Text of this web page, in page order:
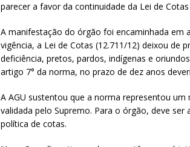
parecer a favor da continuidade da Lei de
A manifestação do órgão foi encaminhada em
vigência, a Lei de Cotas (12.711/12) deixou de
deficiência, pretos, pardos, indígenas e
artigo 7° da norma, no prazo de dez anos
A AGU sustentou que a norma representou
validada pelo Supremo. Para o órgão, deve
política de cotas.